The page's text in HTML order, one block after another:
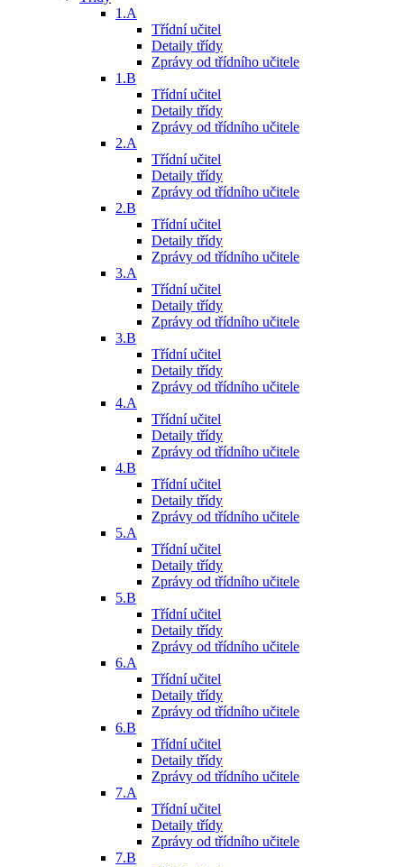
1.A
Třídní učitel
Detaily třídy
Zprávy od třídního učitele
1.B
Třídní učitel
Detaily třídy
Zprávy od třídního učitele
2.A
Třídní učitel
Detaily třídy
Zprávy od třídního učitele
2.B
Třídní učitel
Detaily třídy
Zprávy od třídního učitele
3.A
Třídní učitel
Detaily třídy
Zprávy od třídního učitele
3.B
Třídní učitel
Detaily třídy
Zprávy od třídního učitele
4.A
Třídní učitel
Detaily třídy
Zprávy od třídního učitele
4.B
Třídní učitel
Detaily třídy
Zprávy od třídního učitele
5.A
Třídní učitel
Detaily třídy
Zprávy od třídního učitele
5.B
Třídní učitel
Detaily třídy
Zprávy od třídního učitele
6.A
Třídní učitel
Detaily třídy
Zprávy od třídního učitele
6.B
Třídní učitel
Detaily třídy
Zprávy od třídního učitele
7.A
Třídní učitel
Detaily třídy
Zprávy od třídního učitele
7.B